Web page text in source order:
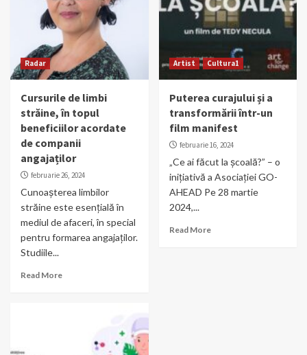
Radar
Cursurile de limbi
străine, în topul
beneficiilor acordate
de companii
angajaților
februarie 26, 2024
Cunoașterea limbilor
străine este esențială în
mediul de afaceri, în special
pentru formarea angajaților.
Studiile...
Read More
Artist Cultura1
Puterea curajului și a
transformării într-un
film manifest
februarie 16, 2024
„Ce ai făcut la școală?” – o
inițiativă a Asociației GO-
AHEAD Pe 28 martie
2024,...
Read More